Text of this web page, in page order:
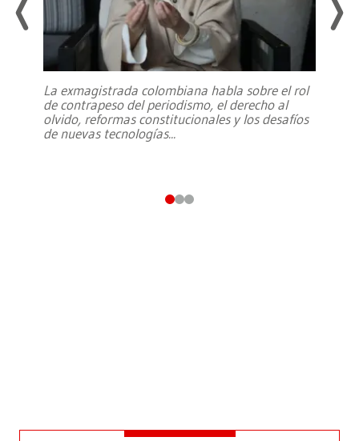
La exmagistrada colombiana habla sobre el rol
de contrapeso del periodismo, el derecho al
olvido, reformas constitucionales y los desafíos
de nuevas tecnologías...